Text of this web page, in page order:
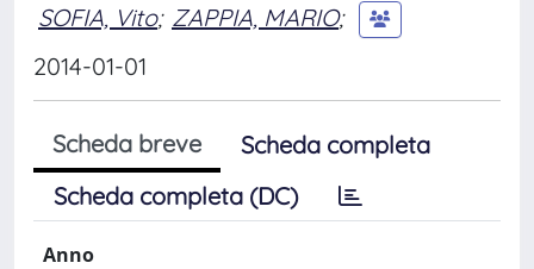
SOFIA, Vito; ZAPPIA, MARIO;
2014-01-01
Scheda breve
Scheda completa
Scheda completa (DC)
Anno